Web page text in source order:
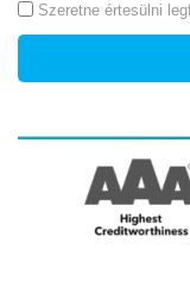
Szeretne értesülni